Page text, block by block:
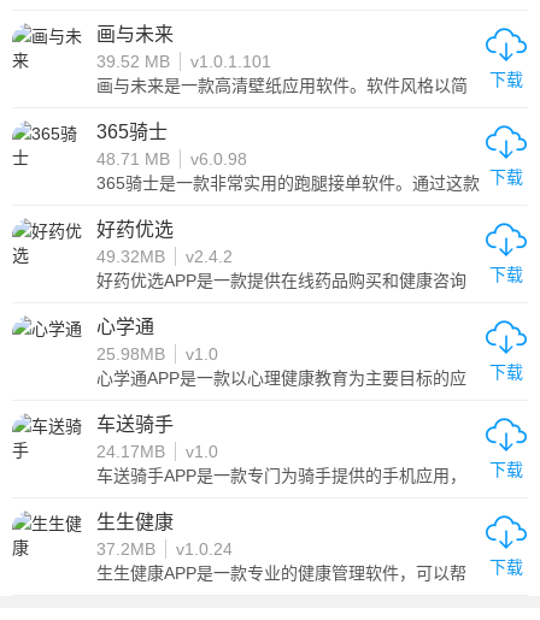
全方位的服务，让您的生活更加便捷、舒适。
利，不论在家里还是其他地方，它都能为你省去很
多购物时间，用户可以在这里买到想要的一切。此
外，这个平台软件还能够预约送货时间，大大减少
了不必要的排队时间，极大方便用户收货。
画与未来
39.52 MB
v1.0.1.101
画与未来是一款高清壁纸应用软件。软件风格以简
有着海量精美的壁纸，用户可以根据喜好自由更
换。同时，画与未来还具有自动更新功能，用户可
以以最快的时间收获到多种最新的壁纸资源，让您
的手机始终保持新鲜感。如果您想要让自己的手机
载画与未来，让您的手机界面焕然一新！
下载
365骑士
48.71 MB
v6.0.98
365骑士是一款非常实用的跑腿接单软件。通过这款
自己的时间灵活安排工作。这是一份全新的兼职工
作，非常适合在短暂的时间里赚取额外收入。您可
以自由选择工作时间，在同一个城市跑腿并完成任
务，即可获得丰厚的奖励。每天都有大量的订单等
入，365骑士是您不可错过的选择。
下载
好药优选
49.32MB
v2.4.2
好药优选APP是一款提供在线药品购买和健康咨询
咨询、健康资讯、购药须知等功能，可以为用户提
供便捷、安全、专业的药品购买和健康咨询服务。
下载
心学通
25.98MB
v1.0
心学通APP是一款以心理健康教育为主要目标的应
频课程、社区互动等功能，旨在帮助用户提高自身
的心理素质，实现心理健康与幸福。
下载
车送骑手
24.17MB
v1.0
车送骑手APP是一款专门为骑手提供的手机应用，
配送任务。该应用以其丰富的功能和良好的用户体
验受到众多骑手的喜爱。车送骑手APP以其实用的
功能、便捷的操作，以及良好的用户体验，成为骑
手们的得力助手，让骑手们的工作更加轻松、高
下载
生生健康
37.2MB
v1.0.24
生生健康APP是一款专业的健康管理软件，可以帮
下载